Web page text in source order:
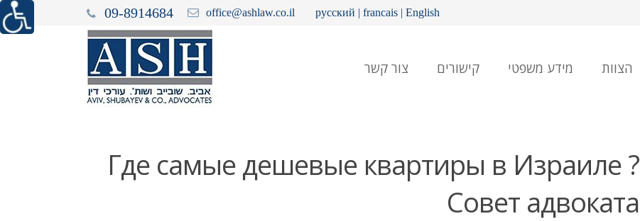
09-8914684 office@ashlaw.co.il русский |francais |English
הצוות מידע משפטי קישורים צור קשר
Где самые дешевые квартиры в Израиле ?
Совет адвоката